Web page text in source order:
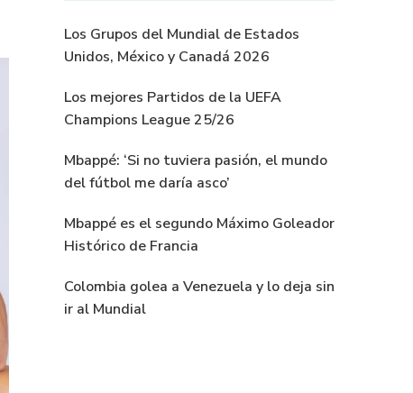
Los Grupos del Mundial de Estados
Unidos, México y Canadá 2026
Los mejores Partidos de la UEFA
Champions League 25/26
Mbappé: ‘Si no tuviera pasión, el mundo
del fútbol me daría asco’
Mbappé es el segundo Máximo Goleador
Histórico de Francia
Colombia golea a Venezuela y lo deja sin
ir al Mundial